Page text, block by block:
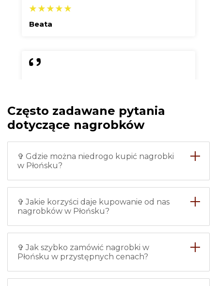
Beata
ze zdjęciem. Wszystko zostało
zrobione bardzo dokładnie i na
czas, nie mam żadnych zarzutów.
Instalację również wykonywali
profesjonaliści, więc śmiało
polecam.
Maria
Każdy z pracowników tej firmy -
to specjalista z klasą. Uważnie
następnie dokładnie je realizują.
Często zadawane pytania
dotyczące nagrobków
✞ Gdzie można niedrogo kupić nagrobki
w Płońsku?
✞ Jakie korzyści daje kupowanie od nas
nagrobków w Płońsku?
✞ Jak szybko zamówić nagrobki w
Płońsku w przystępnych cenach?